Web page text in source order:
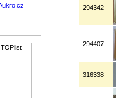
294342
294407
316338